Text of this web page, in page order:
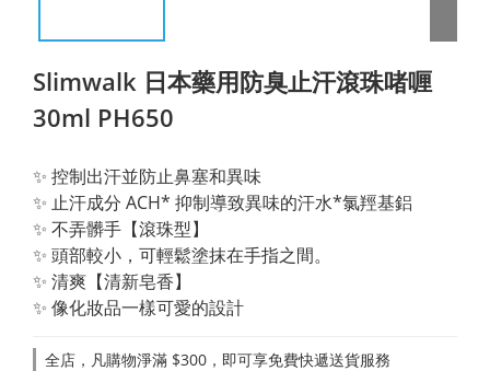
Slimwalk 日本藥用防臭止汗滾珠啫喱
30ml PH650
✨ 控制出汗並防止鼻塞和異味
✨ 止汗成分 ACH* 抑制導致異味的汗水*氯羥基鋁
✨ 不弄髒手【滾珠型】
✨ 頭部較小，可輕鬆塗抹在手指之間。
✨ 清爽【清新皂香】
✨ 像化妝品一樣可愛的設計
全店，凡購物淨滿 $300，即可享免費快遞送貨服務